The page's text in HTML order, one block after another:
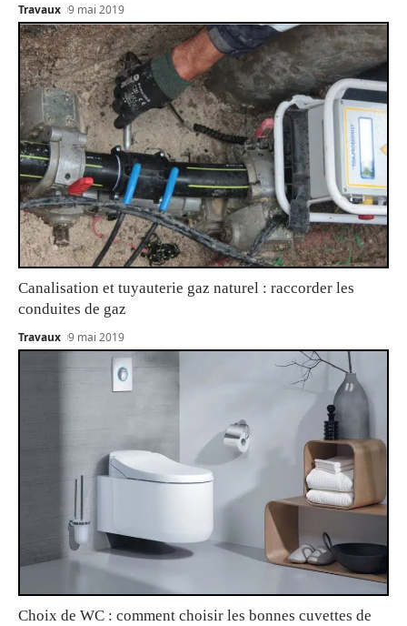
Travaux 9 mai 2019
Canalisation et tuyauterie gaz naturel : raccorder les
conduites de gaz
Travaux 9 mai 2019
Choix de WC : comment choisir les bonnes cuvettes de